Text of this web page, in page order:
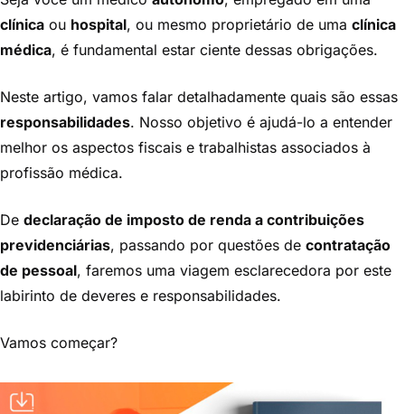
clínica ou hospital, ou mesmo proprietário de uma clínica
médica, é fundamental estar ciente dessas obrigações.
Neste artigo, vamos falar detalhadamente quais são essas
responsabilidades. Nosso objetivo é ajudá-lo a entender
melhor os aspectos fiscais e trabalhistas associados à
profissão médica.
De declaração de imposto de renda a contribuições
previdenciárias, passando por questões de contratação
de pessoal, faremos uma viagem esclarecedora por este
labirinto de deveres e responsabilidades.
Vamos começar?